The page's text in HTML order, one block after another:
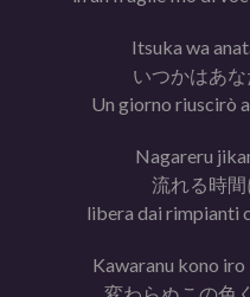
Itsuka wa
いつかはあ
Un giorno riuscirò
Nagareru
流れる時
libera dai rimpianti
Kawaranu kono